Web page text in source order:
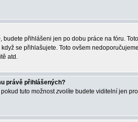
, budete přihlášeni jen po dobu práce na fóru.
se přihlašujete. Toto ovšem
atd.
právě přihlášených?
pokud tuto možnostzvolíte budete viditelní jen